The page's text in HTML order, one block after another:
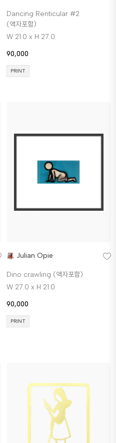
Dancing Renticular #2
(액자포함)
W 21.0 x H 27.0
90,000
PRINT
Julian Opie
Dino crawling (액자포함)
W 27.0 x H 21.0
90,000
PRINT